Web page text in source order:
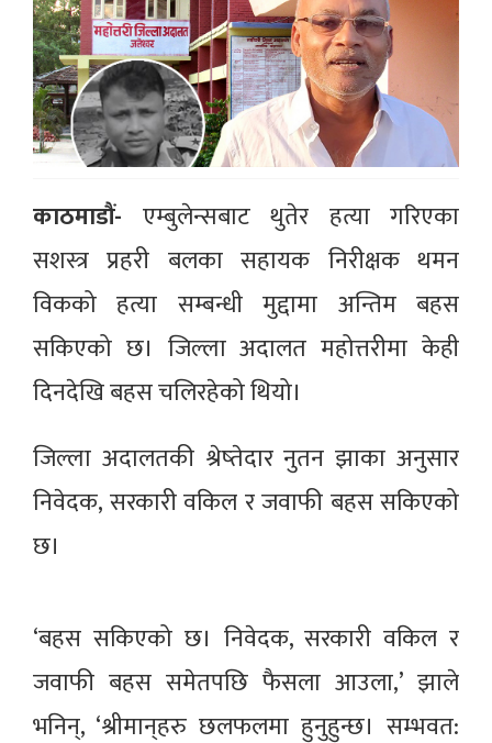
काठमाडौं- एम्बुलेन्सबाट थुतेर हत्या गरिएका
सशस्त्र प्रहरी बलका सहायक निरीक्षक थमन
विकको हत्या सम्बन्धी मुद्दामा अन्तिम बहस
सकिएको छ। जिल्ला अदालत महोत्तरीमा केही
दिनदेखि बहस चलिरहेको थियो।
जिल्ला अदालतकी श्रेष्तेदार नुतन झाका अनुसार
निवेदक, सरकारी वकिल र जवाफी बहस सकिएको
छ।
‘बहस सकिएको छ। निवेदक, सरकारी वकिल र
जवाफी बहस समेतपछि फैसला आउला,’ झाले
भनिन्, ‘श्रीमान्‌हरु छलफलमा हुनुहुन्छ। सम्भवत: